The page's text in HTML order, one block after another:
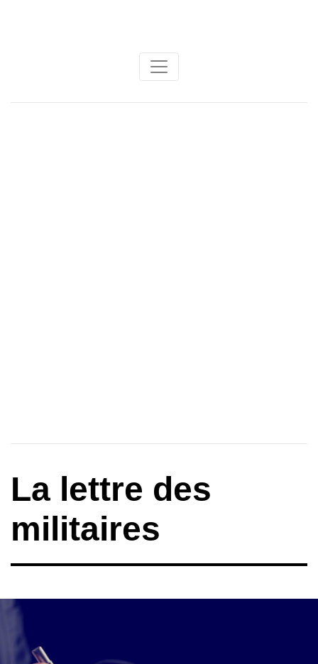
La lettre des
militaires